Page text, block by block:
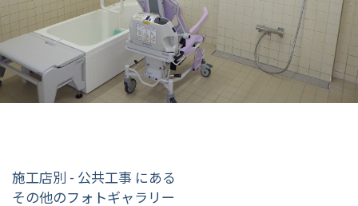
施工店別 - 公共工事 にある
その他のフォトギャラリー